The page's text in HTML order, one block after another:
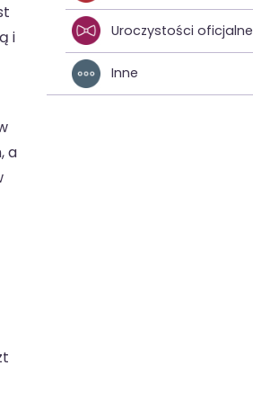
i
a
Uroczystości oficjalne
Inne